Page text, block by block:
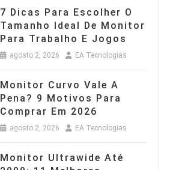
7 Dicas Para Escolher O
Tamanho Ideal De Monitor
Para Trabalho E Jogos
agosto 2, 2026 EA Tecnologias
Monitor Curvo Vale A
Pena? 9 Motivos Para
Comprar Em 2026
agosto 2, 2026 EA Tecnologias
Monitor Ultrawide Até